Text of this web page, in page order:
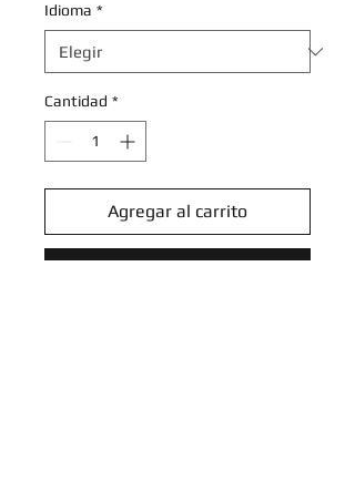
Idioma *
Cantidad *
Agregar al carrito